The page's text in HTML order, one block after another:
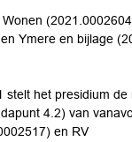
Ymere en bijlage
het presidium de
4.2) van
en RV